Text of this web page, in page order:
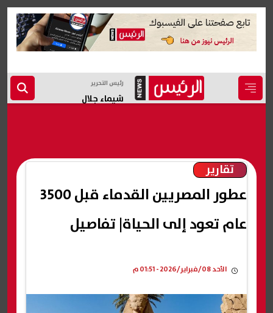
رئيس التحرير
شيماء جلال
تقارير
عطور المصريين القدماء قبل 3500
عام تعود إلى الحياة| تفاصيل
الأحد 08/فبراير/2026 - 01:51 م